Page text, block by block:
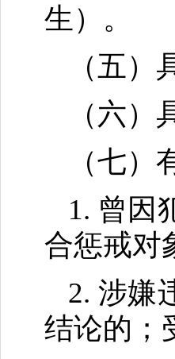
生）。
（五
（六
（七
1. 曾因
合惩戒对
2. 涉嫌
结论的；